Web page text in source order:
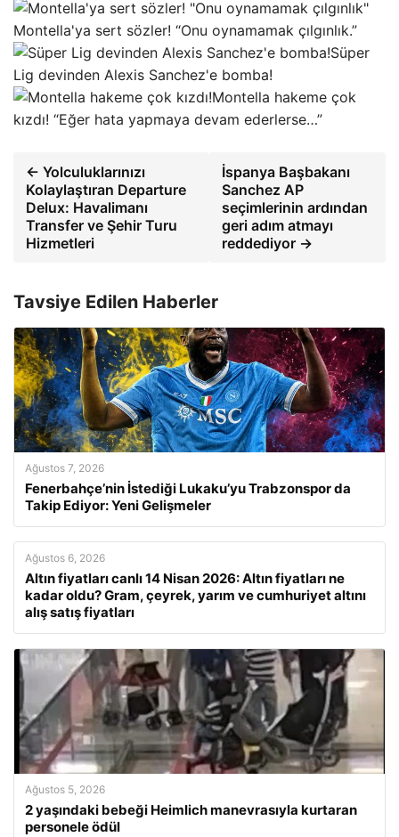
Montella'ya sert sözler! “Onu oynamamak çılgınlık.”
Süper
Lig devinden Alexis Sanchez'e bomba!
Montella hakeme çok
kızdı! “Eğer hata yapmaya devam ederlerse…”
← Yolculuklarınızı
Kolaylaştıran Departure
Delux: Havalimanı
Transfer ve Şehir Turu
Hizmetleri
İspanya Başbakanı
Sanchez AP
seçimlerinin ardından
geri adım atmayı
reddediyor →
Tavsiye Edilen Haberler
Ağustos 7, 2026
Fenerbahçe’nin İstediği Lukaku’yu Trabzonspor da
Takip Ediyor: Yeni Gelişmeler
Ağustos 6, 2026
Altın fiyatları canlı 14 Nisan 2026: Altın fiyatları ne
kadar oldu? Gram, çeyrek, yarım ve cumhuriyet altını
alış satış fiyatları
Ağustos 5, 2026
2 yaşındaki bebeği Heimlich manevrasıyla kurtaran
personele ödül